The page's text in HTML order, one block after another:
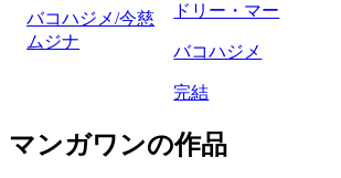
バコハジメ/今慈
ムジナ
ドリー・マー
バコハジメ
完結
マンガワンの作品